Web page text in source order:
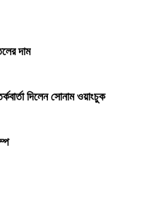
দাম
দিলেন সোনাম ওয়াংচুক